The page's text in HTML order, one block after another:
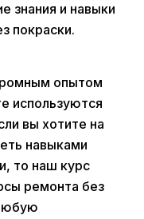
знания и навыки
покраски.
опытом
используются
вы хотите на
навыками
то наш курс
ремонта без